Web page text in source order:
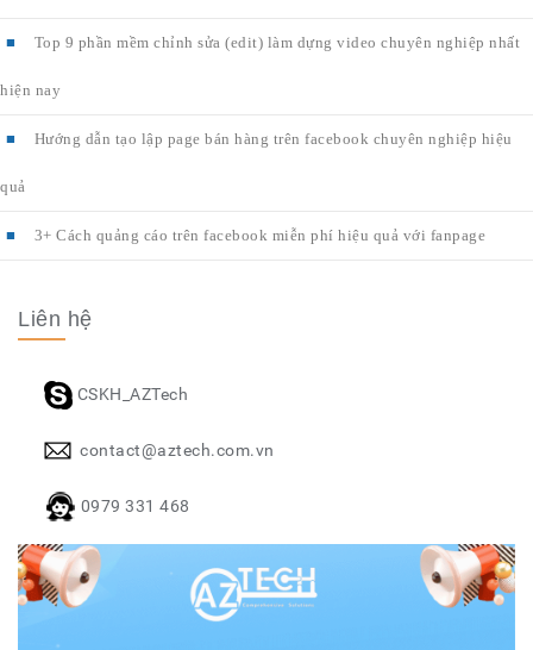
Top 9 phần mềm chỉnh sửa (edit) làm dựng video chuyên nghiệp nhất
hiện nay
Hướng dẫn tạo lập page bán hàng trên facebook chuyên nghiệp hiệu
quả
3+ Cách quảng cáo trên facebook miễn phí hiệu quả với fanpage
Liên hệ
CSKH_AZTech
contact@aztech.com.vn
0979 331 468